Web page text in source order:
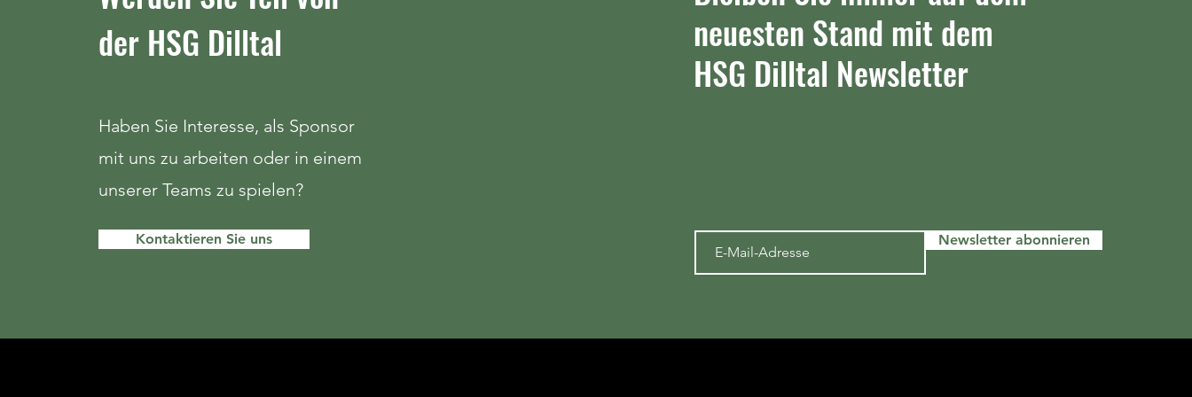
der HSG Dilltal
Haben Sie Interesse, als Sponsor
mit uns zu arbeiten oder in einem
unserer Teams zu spielen?
Kontaktieren Sie uns
neuesten Stand mit dem
HSG Dilltal Newsletter
Newsletter abonnieren